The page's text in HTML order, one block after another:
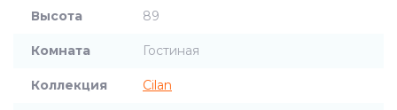
Высота 89
Комната Гостиная
Коллекция Cilan